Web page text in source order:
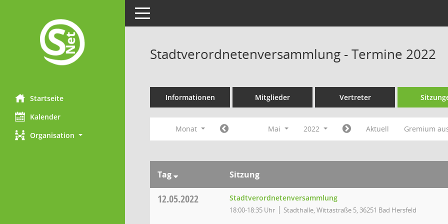
Startseite
Kalender
Organisation
Toggle navigation
Stadtverordnetenversammlung - Termine 2022
Informationen Mitglieder Vertreter
Monat Mai 2022 Aktuell Gremium
Tag Sitzung
12.05.2022 Stadtverordnetenversammlung
18:00-18:35 Uhr Stadthalle, Wittastraße 5, 36251 Bad Hersfeld